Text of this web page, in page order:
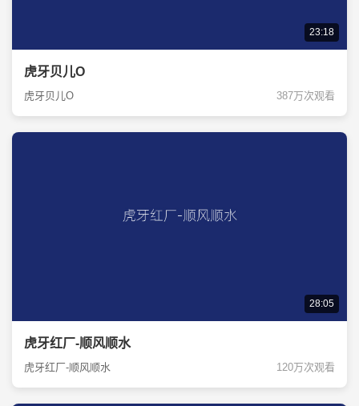
23:18
虎牙贝儿O
虎牙贝儿O 387万次观看
28:05
虎牙红厂-顺风顺水
虎牙红厂-顺风顺水 120万次观看